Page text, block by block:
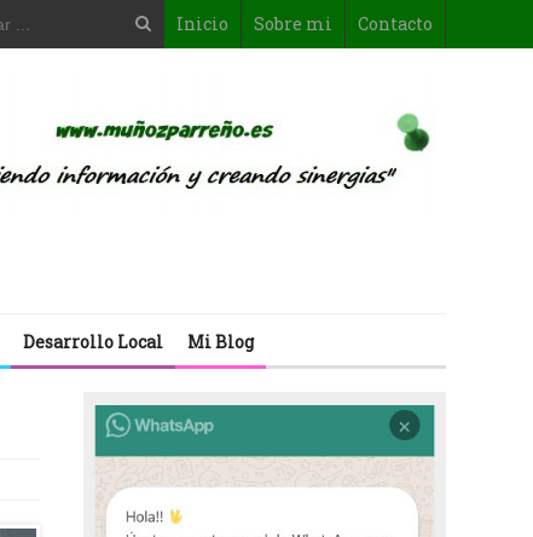
Inicio Sobre mi Contacto
Desarrollo Local Mi Blog